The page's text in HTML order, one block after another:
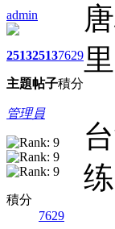
admin
2513
主題
2513
帖子
7629
積分
管理員
積分
7629